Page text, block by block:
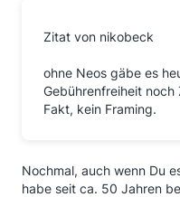
Zitat von nikobeck
ohne Neos gäbe es
Gebührenfreiheit
Fakt, kein Framing.
Nochmal, auch wenn Du
habe seit ca. 50 Jahren